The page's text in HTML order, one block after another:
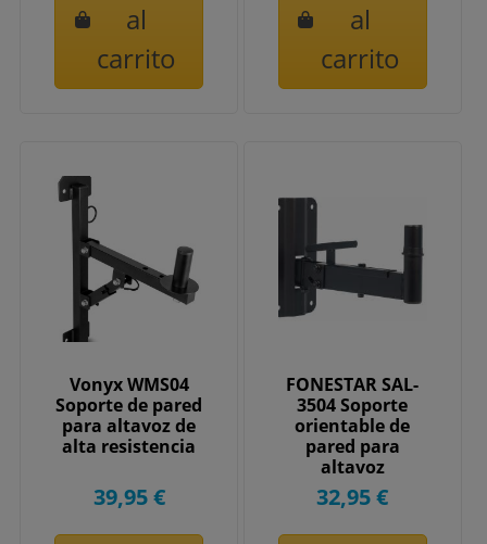
al
carrito
al
carrito
Vonyx WMS04
Soporte de pared
para altavoz de
alta resistencia
39,95 €
FONESTAR SAL-
3504 Soporte
orientable de
pared para
altavoz
32,95 €